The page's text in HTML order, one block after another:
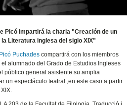
Picó impartirá la charla "Creación de un
Literatura inglesa del siglo XIX"
Puchades compartirá con los miembros
alumnado del Grado de Estudios Ingleses
público general asistente su amplia
un espectáculo teatral ,en este caso a partir